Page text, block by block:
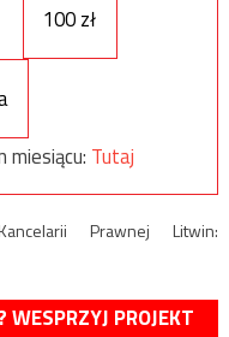
100 zł
miesiącu: Tutaj
Prawnej Litwin:
WESPRZYJ PROJEKT